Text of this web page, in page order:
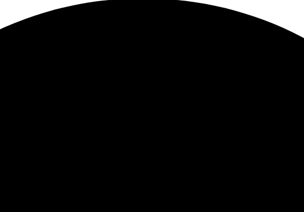
легко загрузил фото и добавил текст. Оплатил быстро. Через
открытки, отправка по адресу прошла без проблем. Отличное